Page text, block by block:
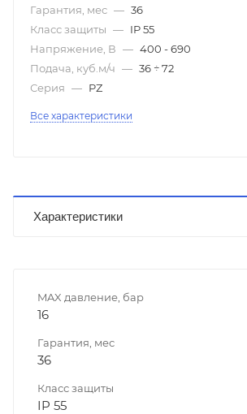
Гарантия, мес — 36
Класс защиты — IP 55
Напряжение, В — 400 - 690
Подача, куб.м/ч — 36 ÷ 72
Серия — PZ
Все характеристики
Характеристики
MAX давление, бар
16
Гарантия, мес
36
Класс защиты
IP 55